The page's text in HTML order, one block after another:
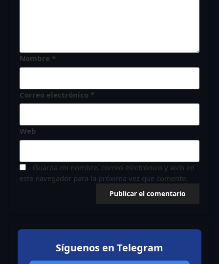
Nombre *
Correo electrónico *
Web
Guarda mi nombre, correo electrónico y web en
este navegador para la próxima vez que comente.
Síguenos en Telegram